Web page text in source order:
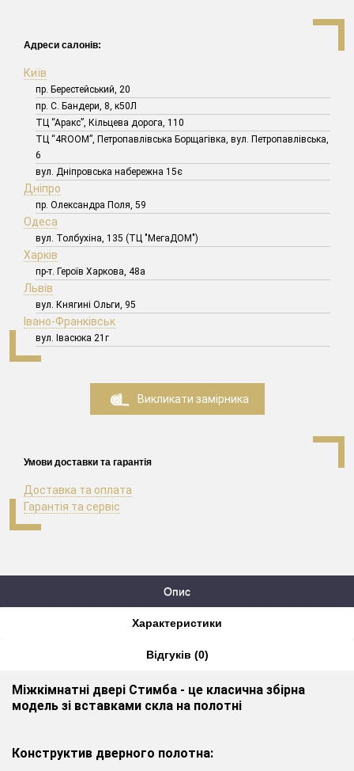
Адреси салонів:
Київ
пр. Берестейський, 20
пр. С. Бандери, 8, к50Л
ТЦ “Аракс”, Кільцева дорога, 110
ТЦ “4ROOM”, Петропавлівська Борщагівка, вул. Петропавлівська,
6
вул. Дніпровська набережна 15є
Дніпро
пр. Олександра Поля, 59
Одеса
вул. Толбухіна, 135 (ТЦ "МегаДОМ")
Харків
пр-т. Героїв Харкова, 48а
Львів
вул. Княгині Ольги, 95
Івано-Франківськ
вул. Івасюка 21г
Викликати замірника
Умови доставки та гарантія
Доставка та оплата
Гарантія та сервіс
Опис
Характеристики
Відгуків (0)
Міжкімнатні двері Стимба - це класична збірна
модель зі вставками скла на полотні
Конструктив дверного полотна: